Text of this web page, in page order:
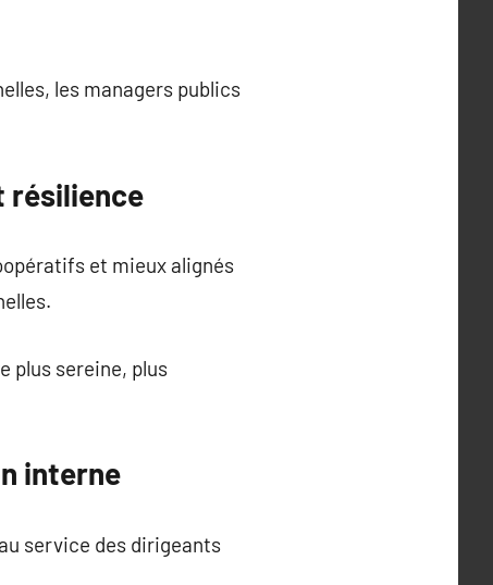
les managers publics
résilience
et mieux alignés
plus sereine, plus
interne
service des dirigeants